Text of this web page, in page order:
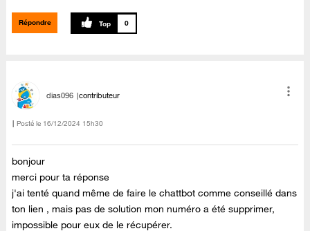
Répondre 0
dias096 contributeur
Posté le ‎16/12/2024 15h30
bonjour
merci pour ta réponse
j'ai tenté quand même de faire le chattbot comme conseillé dans
ton lien , mais pas de solution mon numéro a été supprimer,
impossible pour eux de le récupérer.